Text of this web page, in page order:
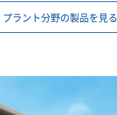
プラント分野の製品を見る